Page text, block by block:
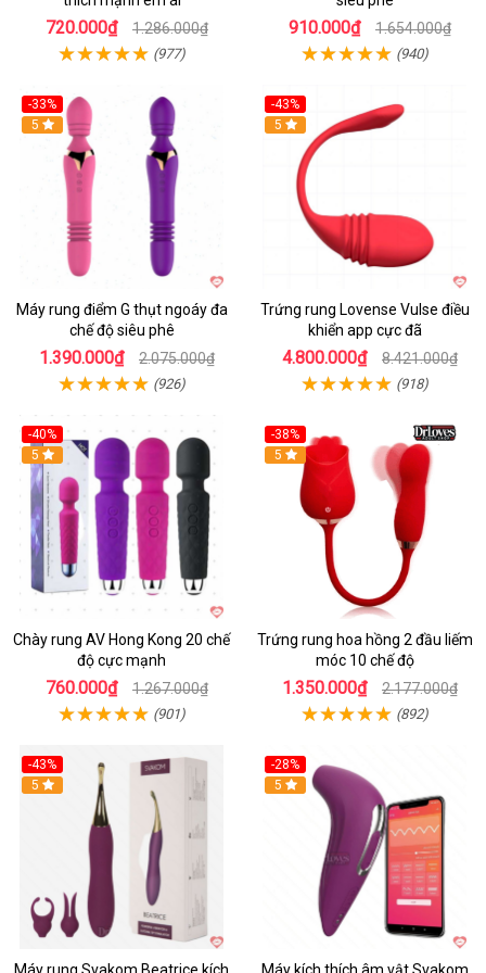
720.000₫ 1.286.000₫
(977)
910.000₫ 1.654.000₫
(940)
-33%
Hot
5
Máy rung điểm G thụt ngoáy đa
chế độ siêu phê
1.390.000₫ 2.075.000₫
(926)
-43%
Hot
5
Trứng rung Lovense Vulse điều
khiển app cực đã
4.800.000₫ 8.421.000₫
(918)
-40%
5
Chày rung AV Hong Kong 20 chế
độ cực mạnh
760.000₫ 1.267.000₫
(901)
-38%
Hot
5
Trứng rung hoa hồng 2 đầu liếm
móc 10 chế độ
1.350.000₫ 2.177.000₫
(892)
-43%
Hot
5
-28%
Hot
5